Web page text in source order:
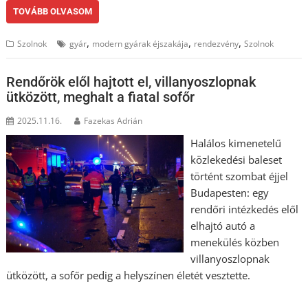
TOVÁBB OLVASOM
Szolnok gyár, modern gyárak éjszakája, rendezvény,Szolnok
Rendőrök elől hajtott el, villanyoszlopnak
ütközött, meghalt a fiatal sofőr
2025.11.16. Fazekas Adrián
Halálos kimenetelű
közlekedési baleset
történt szombat éjjel
Budapesten: egy
rendőri intézkedés elől
elhajtó autó a
menekülés közben
villanyoszlopnak
ütközött, a sofőr pedig a helyszínen életét vesztette.